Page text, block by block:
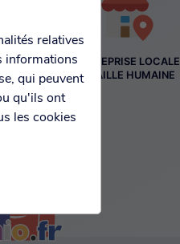
ENTREPRISE LOCALE
À TAILLE HUMAINE
relatives
informations
qui peuvent
qu'ils ont
les cookies